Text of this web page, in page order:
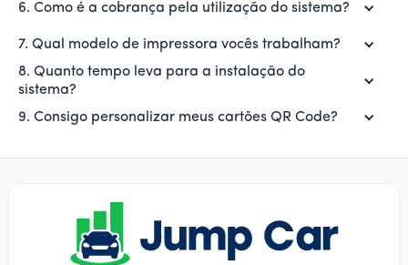
6. Como é a cobrança pela utilização do sistema?
7. Qual modelo de impressora vocês trabalham?
8. Quanto tempo leva para a instalação do
sistema?
9. Consigo personalizar meus cartões QR Code?